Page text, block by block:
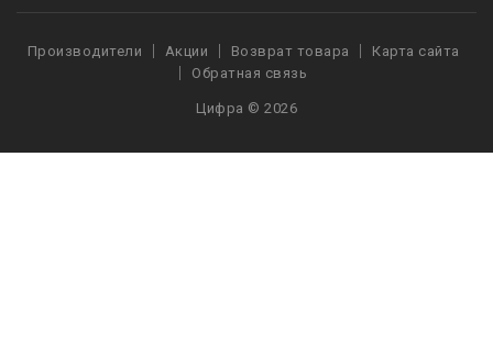
Производители Акции Возврат товара
Карта сайта
Обратная связь
Цифра © 2026